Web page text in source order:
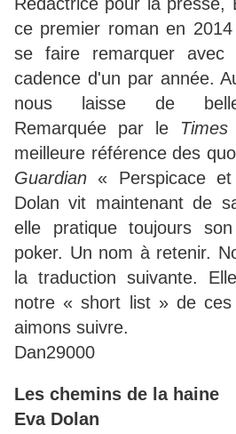
ce premier roman en
se faire remarquer
cadence d'un par année.
nous laisse de
Remarquée par le Times
meilleure référence des
Guardian « Perspicace
Dolan vit maintenant de
elle pratique toujours
poker. Un nom à retenir.
la traduction suivante.
notre « short list » de
aimons suivre.
Dan29000
Les chemins de la haine
Eva Dolan